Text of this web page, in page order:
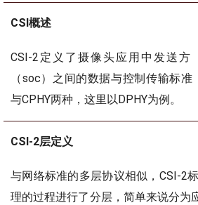
CSI概述
CSI-2定义了摄像头应用中发送方
（soc）之间的数据与控制传输标
与CPHY两种，这里以DPHY为例。
CSI-2层定义
与网络标准的多层协议相似，CSI-2
理的过程进行了分层，简单来说分为